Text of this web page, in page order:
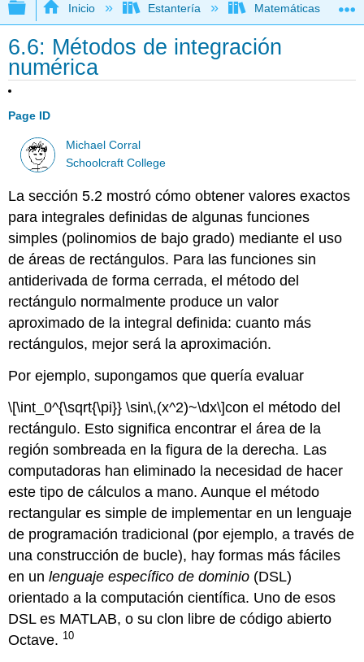
Expandir/contraer jerarquía global
Inicio Estantería Matemáticas
6.6: Métodos de integración
numérica
Page ID
Michael Corral
Schoolcraft College
La sección 5.2 mostró cómo obtener valores exactos
para integrales definidas de algunas funciones
simples (polinomios de bajo grado) mediante el uso
de áreas de rectángulos. Para las funciones sin
antiderivada de forma cerrada, el método del
rectángulo normalmente produce un valor
aproximado de la integral definida: cuanto más
rectángulos, mejor será la aproximación.
Por ejemplo, supongamos que quería evaluar
\[\int_0^{\sqrt{\pi}} \sin\,(x^2)~\dx\]con el método del
rectángulo. Esto significa encontrar el área de la
región sombreada en la figura de la derecha. Las
computadoras han eliminado la necesidad de hacer
este tipo de cálculos a mano. Aunque el método
rectangular es simple de implementar en un lenguaje
de programación tradicional (por ejemplo, a través de
una construcción de bucle), hay formas más fáciles
en unlenguaje específico de dominio (DSL)
orientado a la computación científica. Uno de esos
DSL es MATLAB, o su clon libre de código abierto
Octave. 10